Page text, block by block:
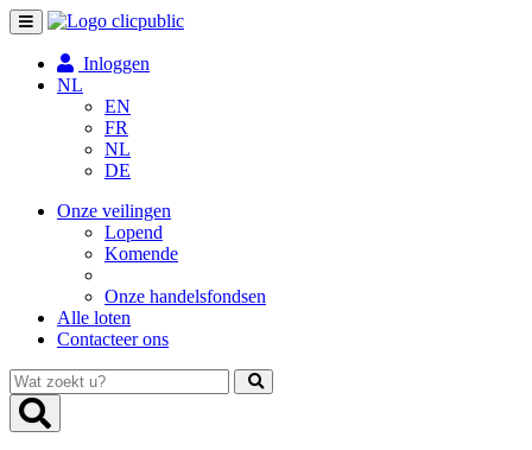
Toggle
navigation
Inloggen
NL
EN
FR
NL
DE
Onze veilingen
Lopend
Komende
Onze handelsfondsen
Alle loten
Contacteer ons
Wat
zoekt
u?